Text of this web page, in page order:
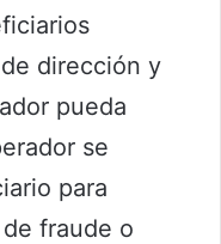
dirección y
pueda
se
para
fraude o